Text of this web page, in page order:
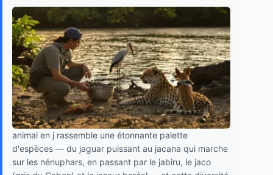
animal en j rassemble une étonnante palette
d'espèces — du jaguar puissant au jacana qui marche
sur les nénuphars, en passant par le jabiru, le jaco